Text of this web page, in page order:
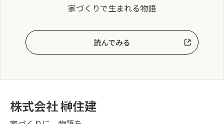
家づくりで生まれる物語
読んでみる
株式会社 榊住建